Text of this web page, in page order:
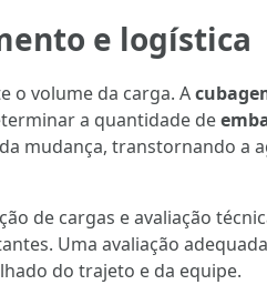
e logística
o volume da carga. A
a quantidade de
mudança, transtornando a
de cargas e avaliação
Uma avaliação
do trajeto e da equipe.